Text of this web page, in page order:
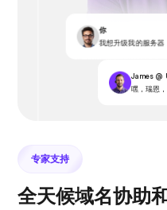
你
我想升级我的服务器
James @
嘿，瑞恩
专家支持
全天候域名协助